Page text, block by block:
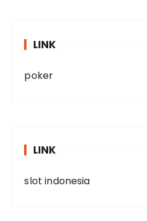
LINK
poker
LINK
slot indonesia